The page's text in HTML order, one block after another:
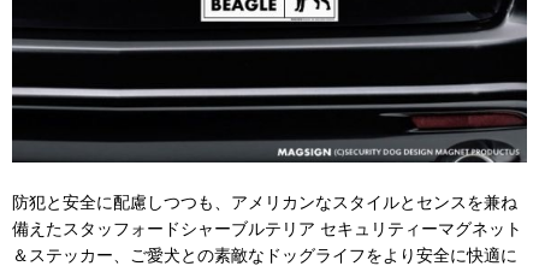
防犯と安全に配慮しつつも、アメリカンなスタイルとセンスを兼ね
備えたスタッフォードシャーブルテリア セキュリティーマグネット
＆ステッカー、ご愛犬との素敵なドッグライフをより安全に快適に